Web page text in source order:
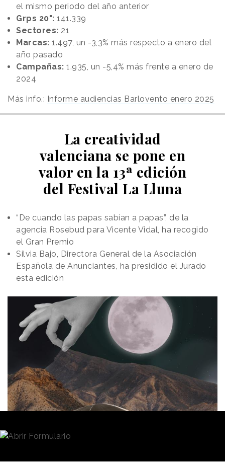
el mismo periodo del año anterior
Grps 20": 141.339
Sectores: 21
Marcas: 1.497, un -3,3% más respecto a enero del
año pasado
Campañas: 1.935, un -5,4% más frente a enero de
2024
Más info.: Informe audiencias Barlovento enero 2025
La creatividad
valenciana se pone en
valor en la 13ª edición
del Festival La Lluna
“De cuando las papas sabían a papas”, de la
agencia Rosebud para Vicente Vidal, ha recogido
el Gran Premio
Silvia Bajo, Directora General de la Asociación
Española de Anunciantes, ha presidido el Jurado
esta edición
valencianas. Es el principal objetivo del Festival La